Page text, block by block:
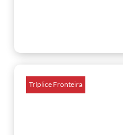
Tríplice Fronteira